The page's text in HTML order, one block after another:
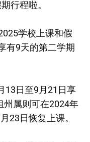
行程啦。
学校上课和假
有9天的第二学期
13日至9月21日享
州属则可在2024年
23日恢复上课。